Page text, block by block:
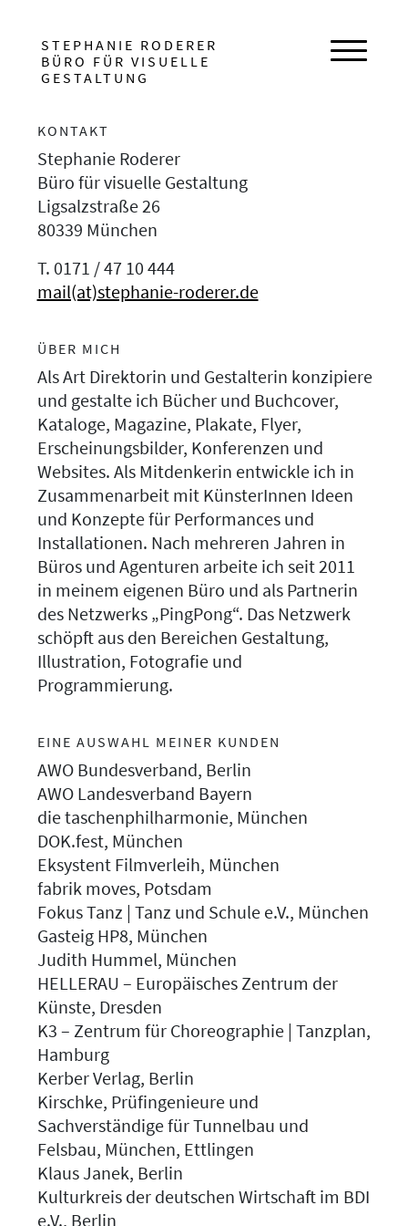
HAUPTNAVIGATION
STEPHANIE RODERER
BÜRO FÜR VISUELLE
GESTALTUNG
KONTAKT
Stephanie Roderer
Büro für visuelle Gestaltung
Ligsalzstraße 26
80339 München
T. 0171 / 47 10 444
mail(at)stephanie-roderer.de
ÜBER MICH
Als Art Direktorin und Gestalterin konzipiere
und gestalte ich Bücher und Buchcover,
Kataloge, Magazine, Plakate, Flyer,
Erscheinungsbilder, Konferenzen und
Websites. Als Mitdenkerin entwickle ich in
Zusammenarbeit mit KünsterInnen Ideen
und Konzepte für Performances und
Installationen. Nach mehreren Jahren in
Büros und Agenturen arbeite ich seit 2011
in meinem eigenen Büro und als Partnerin
des Netzwerks „PingPong“. Das Netzwerk
schöpft aus den Bereichen Gestaltung,
Illustration, Fotografie und
Programmierung.
EINE AUSWAHL MEINER KUNDEN
AWO Bundesverband, Berlin
AWO Landesverband Bayern
die taschenphilharmonie, München
DOK.fest, München
Eksystent Filmverleih, München
fabrik moves, Potsdam
Fokus Tanz | Tanz und Schule e.V., München
Gasteig HP8, München
Judith Hummel, München
HELLERAU – Europäisches Zentrum der
Künste, Dresden
K3 – Zentrum für Choreographie | Tanzplan,
Hamburg
Kerber Verlag, Berlin
Kirschke, Prüfingenieure und
Sachverständige für Tunnelbau und
Felsbau, München, Ettlingen
Klaus Janek, Berlin
Kulturkreis der deutschen Wirtschaft im BDI
e.V., Berlin